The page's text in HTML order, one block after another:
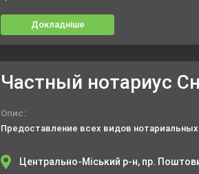
Докладніше
Опис:
Предоставление всех видов нотариальных
Центрально-Міський р-н, пр.